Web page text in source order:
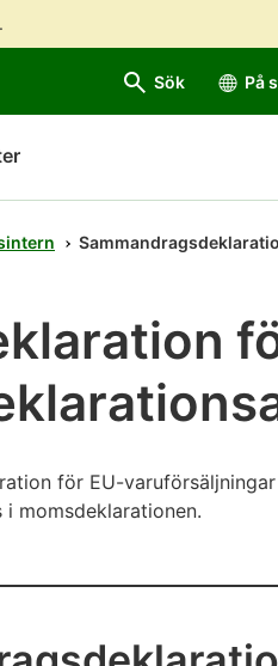
.
Sök På
för EU-
momsdeklarationen.